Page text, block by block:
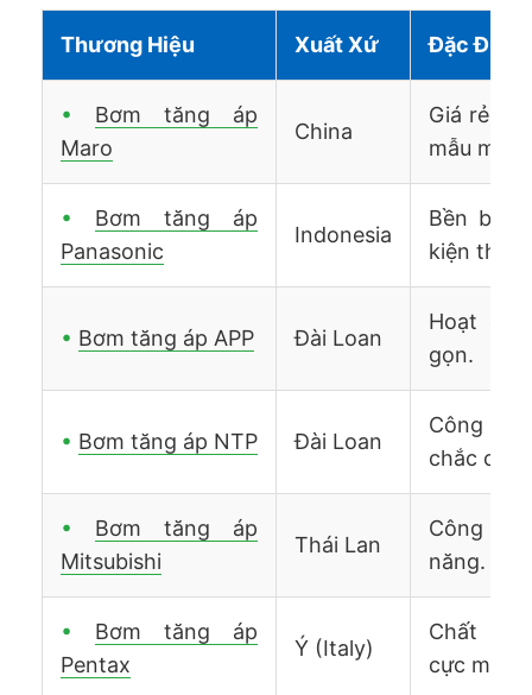
Thương Hiệu Xuất Xứ Đặc Điểm
•
Bơm tăng áp
Maro
China
Giá rẻ,
mẫu mã.
•
Bơm tăng áp
Panasonic
Indonesia
Bền bỉ,
kiện thay
• Bơm tăng áp APP Đài Loan
Hoạt
gọn.
• Bơm tăng áp NTP Đài Loan
Công
chắc
•
Bơm tăng áp
Mitsubishi
Thái Lan
Công
năng.
•
Bơm tăng áp
Pentax
Ý (Italy)
Chất
cực